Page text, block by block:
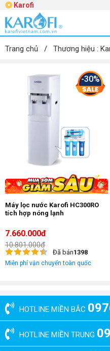
Karofi
Trang chủ / Thương hiệu :
-30%
Máy lọc nước Karofi HC300RO
tích hợp nóng lạnh
7.660.000đ
10.801.000đ
Đã bán1398
Miễn phí vận chuyển toàn quốc
HOTLINE MIỀN BẮC
HOTLINE MIỀN TRUNG